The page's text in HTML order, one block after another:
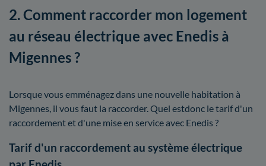
2. Comment raccorder mon logement
au réseau électrique avec Enedis à
Migennes ?
Lorsque vous emménagez dans une nouvelle habitation à
Migennes, il vous faut la raccorder. Quel estdonc le tarif d'un
raccordement et d'une mise en service avec Enedis ?
Tarif d'un raccordement au système électrique